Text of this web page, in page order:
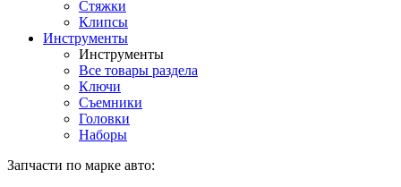
Стяжки
Клипсы
Инструменты
Инструменты
Все товары раздела
Ключи
Съемники
Головки
Наборы
Запчасти по марке авто: